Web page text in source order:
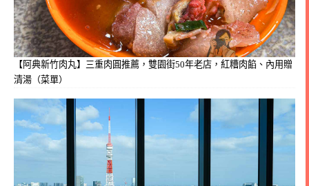
【阿典新竹肉丸】三重肉圓推薦，雙園街50年老店，紅糟肉餡、內用贈
清湯（菜單）